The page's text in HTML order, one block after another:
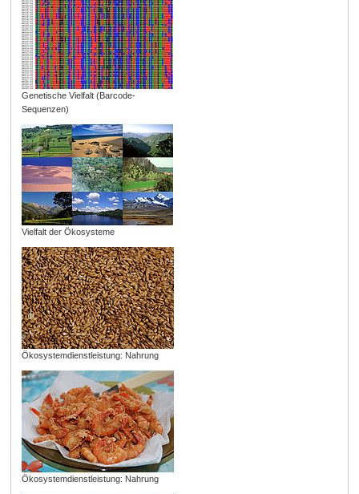
Genetische Vielfalt (Barcode-
Sequenzen)
Vielfalt der Ökosysteme
Ökosystemdienstleistung: Nahrung
Ökosystemdienstleistung: Nahrung